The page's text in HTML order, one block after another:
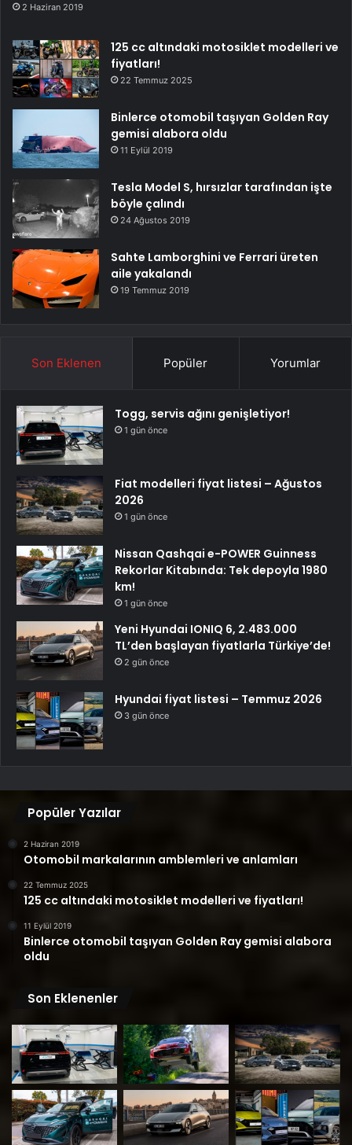
2 Haziran 2019
125 cc altındaki motosiklet modelleri ve
fiyatları!
22 Temmuz 2025
Binlerce otomobil taşıyan Golden Ray
gemisi alabora oldu
11 Eylül 2019
Tesla Model S, hırsızlar tarafından işte
böyle çalındı
24 Ağustos 2019
Sahte Lamborghini ve Ferrari üreten
aile yakalandı
19 Temmuz 2019
Son Eklenen Popüler Yorumlar
Togg, servis ağını genişletiyor!
1 gün önce
Fiat modelleri fiyat listesi – Ağustos
2026
1 gün önce
Nissan Qashqai e-POWER Guinness
Rekorlar Kitabında: Tek depoyla 1980
km!
1 gün önce
Yeni Hyundai IONIQ 6, 2.483.000
TL’den başlayan fiyatlarla Türkiye’de!
2 gün önce
Hyundai fiyat listesi – Temmuz 2026
3 gün önce
Popüler Yazılar
2 Haziran 2019
Otomobil markalarının amblemleri ve anlamları
22 Temmuz 2025
125 cc altındaki motosiklet modelleri ve fiyatları!
11 Eylül 2019
Binlerce otomobil taşıyan Golden Ray gemisi alabora
oldu
Son Eklenenler